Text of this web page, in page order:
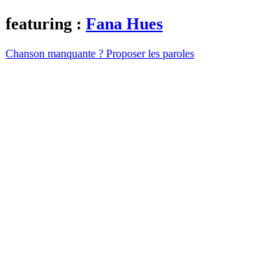
featuring : Fana Hues
Chanson manquante ? Proposer les paroles